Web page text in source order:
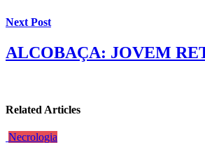
Next Post
ALCOBAÇA: JOVEM
Related Articles
Necrologia